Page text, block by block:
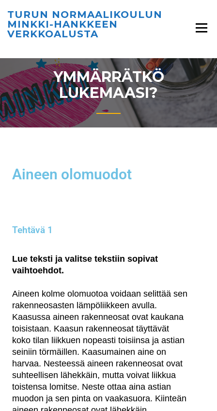
TURUN NORMAALIKOULUN
MINKKI-HANKKEEN
VERKKOALUSTA
YMMÄRRÄTKÖ
LUKEMAASI?
Aineen olomuodot
Tehtävä 1